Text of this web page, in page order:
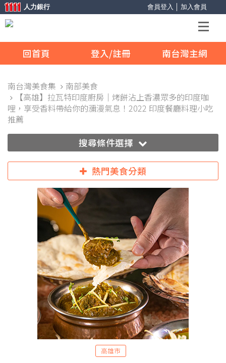
會員登入 加入會員
人力銀行
粉絲團 Line@ IG
回首頁 登入/註冊 南台灣主網
南台灣美食集
南部美食
【高雄】拉瓦特印度廚房｜烤餅沾上香濃眾多的印度咖
哩，享受香料帶給你的瀰漫氣息！2022 印度餐廳料理小吃
推薦
搜尋條件選擇
熱門美食分類
高雄市